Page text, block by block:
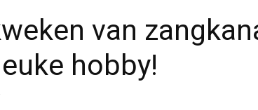
van
hobby!